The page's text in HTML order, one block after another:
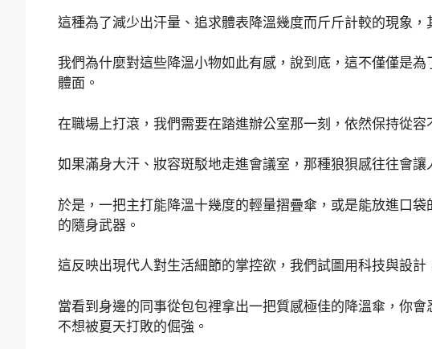
這種為了減少出汗量、追求體表降溫幾度而斤斤計較的現象，
我們為什麼對這些降溫小物如此有感，說到底，這不僅僅是
體面。
在職場上打滾，我們需要在踏進辦公室那一刻，依然保持從容
如果滿身大汗、妝容斑駁地走進會議室，那種狼狽感往往會讓
於是，一把主打能降溫十幾度的輕量摺疊傘，或是能放進口
的隨身武器。
這反映出現代人對生活細節的掌控欲，我們試圖用科技與設計
當看到身邊的同事從包包裡拿出一把質感極佳的降溫傘，你
不想被夏天打敗的倔強。